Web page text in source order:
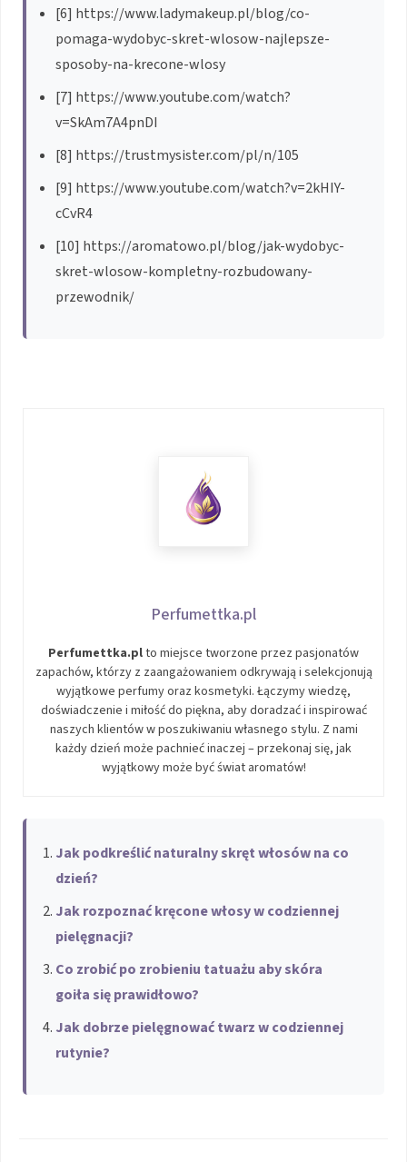
[6] https://www.ladymakeup.pl/blog/co-
pomaga-wydobyc-skret-wlosow-najlepsze-
sposoby-na-krecone-wlosy
[7] https://www.youtube.com/watch?
v=SkAm7A4pnDI
[8] https://trustmysister.com/pl/n/105
[9] https://www.youtube.com/watch?v=2kHIY-
cCvR4
[10] https://aromatowo.pl/blog/jak-wydobyc-
skret-wlosow-kompletny-rozbudowany-
przewodnik/
Perfumettka.pl
Perfumettka.plto miejsce tworzone przez pasjonatów
zapachów, którzy z zaangażowaniem odkrywają i selekcjonują
wyjątkowe perfumy oraz kosmetyki. Łączymy wiedzę,
doświadczenie i miłość do piękna, aby doradzać i inspirować
naszych klientów w poszukiwaniu własnego stylu. Z nami
każdy dzień może pachnieć inaczej – przekonaj się, jak
wyjątkowy może być świat aromatów!
Jak podkreślić naturalny skręt włosów na co
dzień?
Jak rozpoznać kręcone włosy w codziennej
pielęgnacji?
Co zrobić po zrobieniu tatuażu aby skóra
goiła się prawidłowo?
Jak dobrze pielęgnować twarz w codziennej
rutynie?